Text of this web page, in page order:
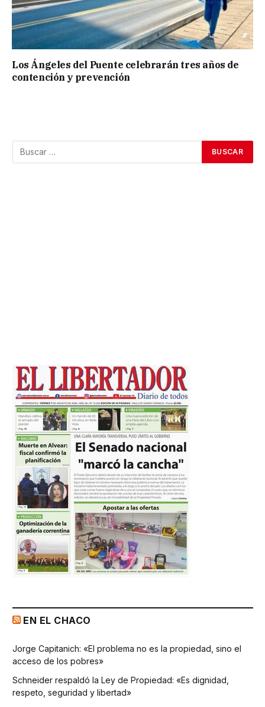
Los Ángeles del Puente celebrarán tres años de
contención y prevención
EN EL CHACO
Jorge Capitanich: «El problema no es la propiedad, sino el
acceso de los pobres»
Schneider respaldó la Ley de Propiedad: «Es dignidad,
respeto, seguridad y libertad»